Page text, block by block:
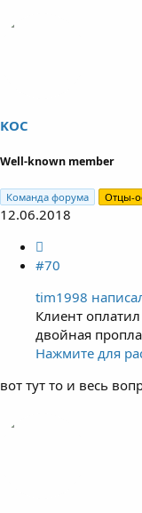
KOC
Well-known member
Команда форума Отцы-
12.06.2018
#70
tim1998
Клиент
двойная
Нажмите для
вот тут то и весь